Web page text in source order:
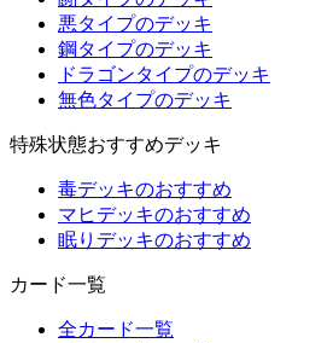
悪タイプのデッキ
鋼タイプのデッキ
ドラゴンタイプのデッキ
無色タイプのデッキ
特殊状態おすすめデッキ
毒デッキのおすすめ
マヒデッキのおすすめ
眠りデッキのおすすめ
カード一覧
全カード一覧